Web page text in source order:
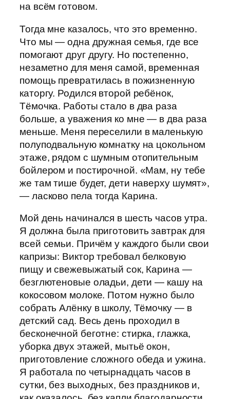
на всём готовом.
Тогда мне казалось, что это временно.
Что мы — одна дружная семья, где все
помогают друг другу. Но постепенно,
незаметно для меня самой, временная
помощь превратилась в пожизненную
каторгу. Родился второй ребёнок,
Тёмочка. Работы стало в два раза
больше, а уважения ко мне — в два раза
меньше. Меня переселили в маленькую
полуподвальную комнатку на цокольном
этаже, рядом с шумным отопительным
бойлером и постирочной. «Мам, ну тебе
же там тише будет, дети наверху шумят»,
— ласково пела тогда Карина.
Мой день начинался в шесть часов утра.
Я должна была приготовить завтрак для
всей семьи. Причём у каждого были свои
капризы: Виктор требовал белковую
пищу и свежевыжатый сок, Карина —
безглютеновые оладьи, дети — кашу на
кокосовом молоке. Потом нужно было
собрать Алёнку в школу, Тёмочку — в
детский сад. Весь день проходил в
бесконечной беготне: стирка, глажка,
уборка двух этажей, мытьё окон,
приготовление сложного обеда и ужина.
Я работала по четырнадцать часов в
сутки, без выходных, без праздников и,